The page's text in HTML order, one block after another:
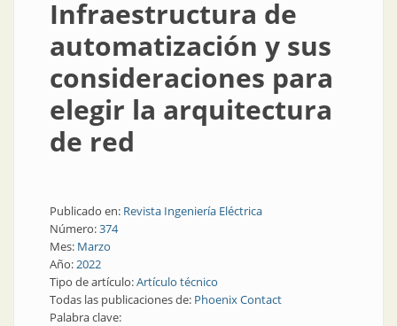
Infraestructura de
automatización y sus
consideraciones para
elegir la arquitectura
de red
Publicado en: Revista Ingeniería Eléctrica
Número:374
Mes: Marzo
Año:2022
Tipo de artículo:Artículo técnico
Todas las publicaciones de: Phoenix Contact
Palabra clave: